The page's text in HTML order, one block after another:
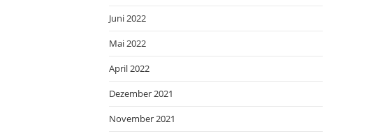
Juni 2022
Mai 2022
April 2022
Dezember 2021
November 2021